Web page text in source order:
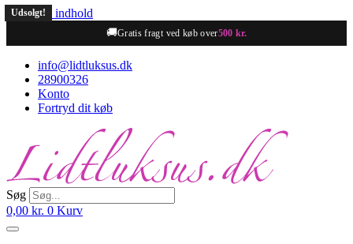
Videre til indhold
🚚Gratis fragt ved køb over500 kr.
info@lidtluksus.dk
28900326
Konto
Fortryd dit køb
Søg
0,00 kr. 0 Kurv
Udsolgt!